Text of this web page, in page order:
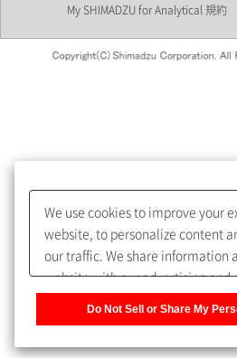
めします。
My SHIMADZU for Analyticalへ登録
取扱説明書・Webinarなどの閲覧
うになります。
My SHIMADZU for Analytical 規約
We use cookies to improve your
website, to personalize content
our traffic. We share information
website with our advertising and
Do Not Sell or Share My